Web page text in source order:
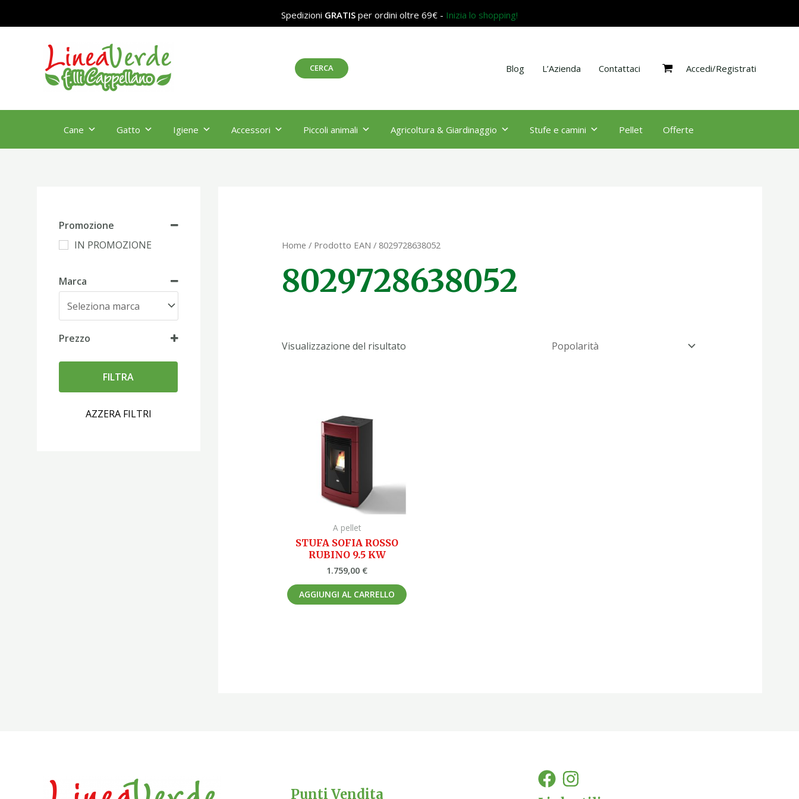
contenuto
Spedizioni GRATIS per ordini oltre 69€ - Inizia lo shopping!
CERCA Blog L’Azienda Contattaci Accedi/Registrati
Cane Gatto Igiene Accessori Piccoli animali Agricoltura & Giardinaggio Stufe e camini Pellet Offerte
Promozione
IN PROMOZIONE
Marca
Prezzo
FILTRA
AZZERA FILTRI
Home / Prodotto EAN / 8029728638052
8029728638052
Visualizzazione del risultato
A pellet
STUFA SOFIA ROSSO
RUBINO 9.5 KW
1.759,00 €
AGGIUNGI AL CARRELLO
Punti Vendita